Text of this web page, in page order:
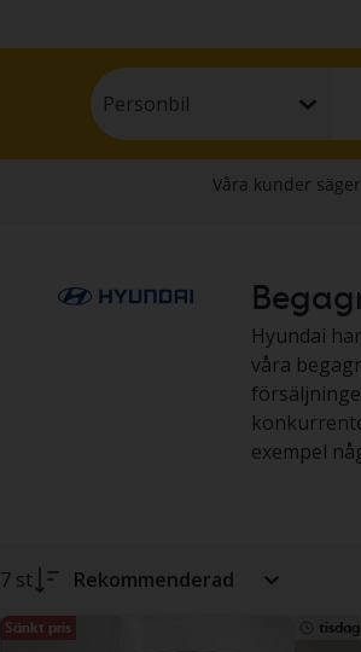
Personbil
Hyundai
våra
exempel
7 st Rekommenderad
Sänkt pris tisdag